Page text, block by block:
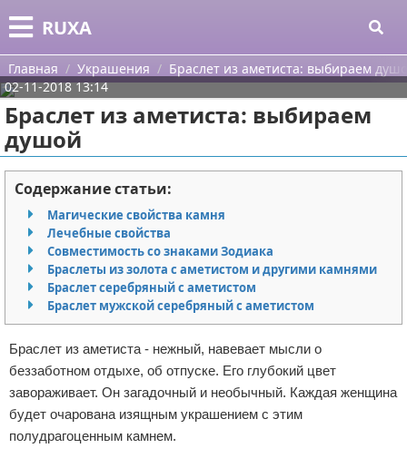
RUXA
Меню
Главная
Категории
Уход за кожей
Одежда
Шоппинг
Подарки
Украшения
Косметика
Уход за волосами
Уход за ногтями
Поиск
О проекте
Контакты
Сотрудничество
Размещение рекламы
Для правообладателей
Условия предоставления информации
Отказ от ответственности
Главная Украшения
Браслет из аметиста: выбираем
02-11-2018 13:14
Браслет из аметиста: выбираем
душой
Содержание статьи:
Магические свойства камня
Лечебные свойства
Совместимость со знаками Зодиака
Браслеты из золота с аметистом и другими камнями
Браслет серебряный с аметистом
Браслет мужской серебряный с аметистом
Браслет из аметиста - нежный, навевает мысли о
беззаботном отдыхе, об отпуске. Его глубокий цвет
завораживает. Он загадочный и необычный. Каждая женщина
будет очарована изящным украшением с этим
полудрагоценным камнем.